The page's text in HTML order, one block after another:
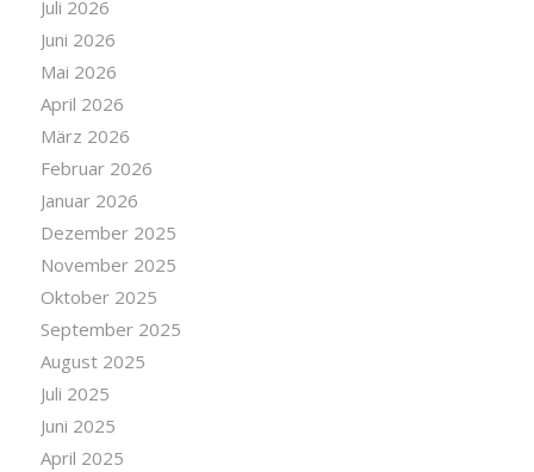
Juli 2026
Juni 2026
Mai 2026
April 2026
März 2026
Februar 2026
Januar 2026
Dezember 2025
November 2025
Oktober 2025
September 2025
August 2025
Juli 2025
Juni 2025
April 2025